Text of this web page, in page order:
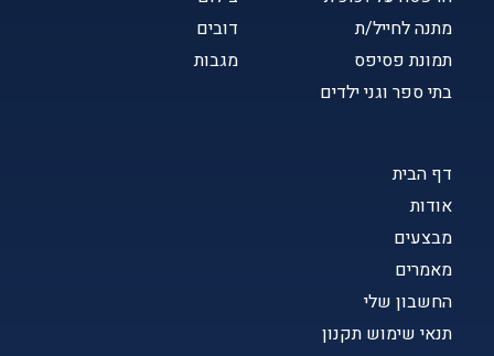
דף הבית
אודות
מבצעים
מאמרים
החשבון שלי
תנאי שימוש תקנון
מתנה לחייל/ת
תמונת פסיפס
בתי ספר וגני ילדים
דובים
מגבות